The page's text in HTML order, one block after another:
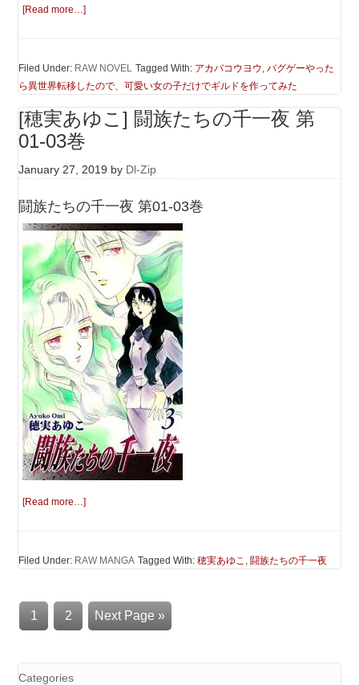
[Read more…]
Filed Under: RAW NOVEL Tagged With: アカバコウヨウ,バグゲーやった
ら異世界転移したので、可愛い女の子だけでギルドを作ってみた
[穂実あゆこ] 闘族たちの千一夜 第
01-03巻
January 27, 2019 by Dl-Zip
闘族たちの千一夜 第01-03巻
[Read more…]
Filed Under: RAW MANGA Tagged With:穂実あゆこ , 闘族たちの千一夜
1 2 Next Page »
Categories